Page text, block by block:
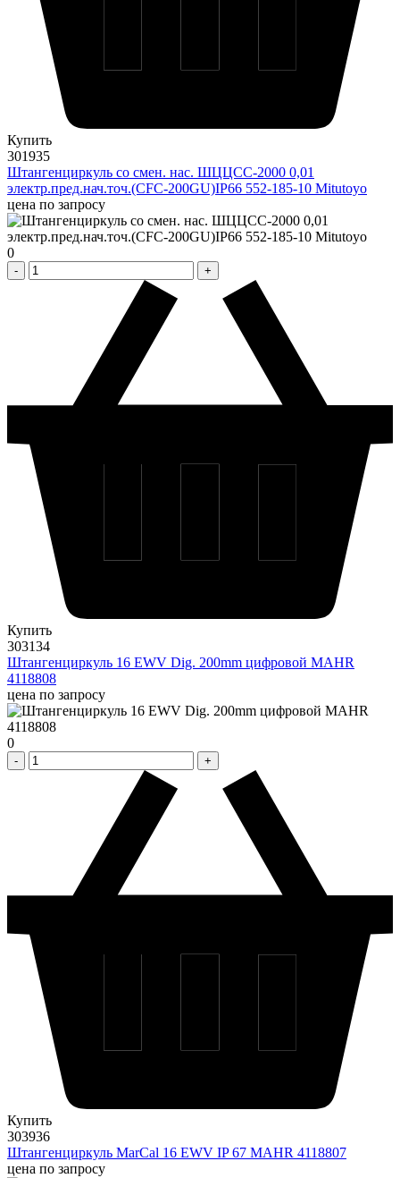
Купить
301935
Штангенциркуль со смен. нас. ШЦЦСС-2000 0,01
электр.пред.нач.точ.(CFC-200GU)IP66 552-185-10 Mitutoyo
цена по запросу
0
Купить
303134
Штангенциркуль 16 EWV Dig. 200mm цифровой MAHR
4118808
цена по запросу
0
Купить
303936
Штангенциркуль MarCal 16 EWV IP 67 MAHR 4118807
цена по запросу